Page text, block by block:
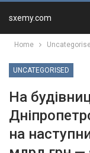
sxemy.com
Home
UNCATEGORISED
На
на